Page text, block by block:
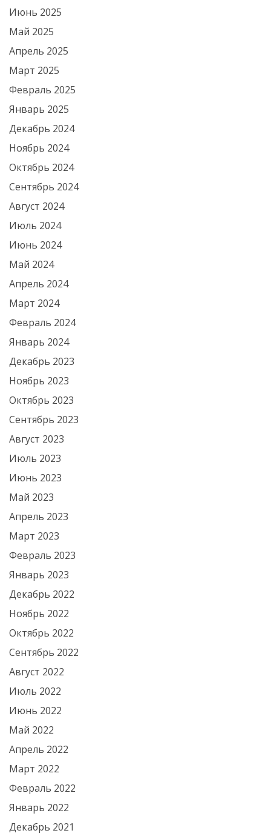
Июнь 2025
Май 2025
Апрель 2025
Март 2025
Февраль 2025
Январь 2025
Декабрь 2024
Ноябрь 2024
Октябрь 2024
Сентябрь 2024
Август 2024
Июль 2024
Июнь 2024
Май 2024
Апрель 2024
Март 2024
Февраль 2024
Январь 2024
Декабрь 2023
Ноябрь 2023
Октябрь 2023
Сентябрь 2023
Август 2023
Июль 2023
Июнь 2023
Май 2023
Апрель 2023
Март 2023
Февраль 2023
Январь 2023
Декабрь 2022
Ноябрь 2022
Октябрь 2022
Сентябрь 2022
Август 2022
Июль 2022
Июнь 2022
Май 2022
Апрель 2022
Март 2022
Февраль 2022
Январь 2022
Декабрь 2021